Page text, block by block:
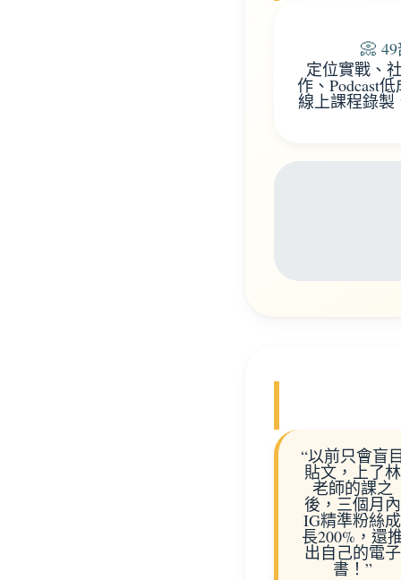
📀
定位實戰、
作、Podcast
線上課程錄
“以前只會盲
貼文，上了林
老師的課之
後，三個月內
IG精準粉絲成
長200%，還
出自己的電子
書！”